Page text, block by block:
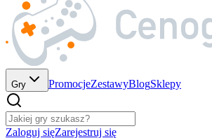
Gry PromocjeZestawyBlogSklepy
Zaloguj sięZarejestruj się